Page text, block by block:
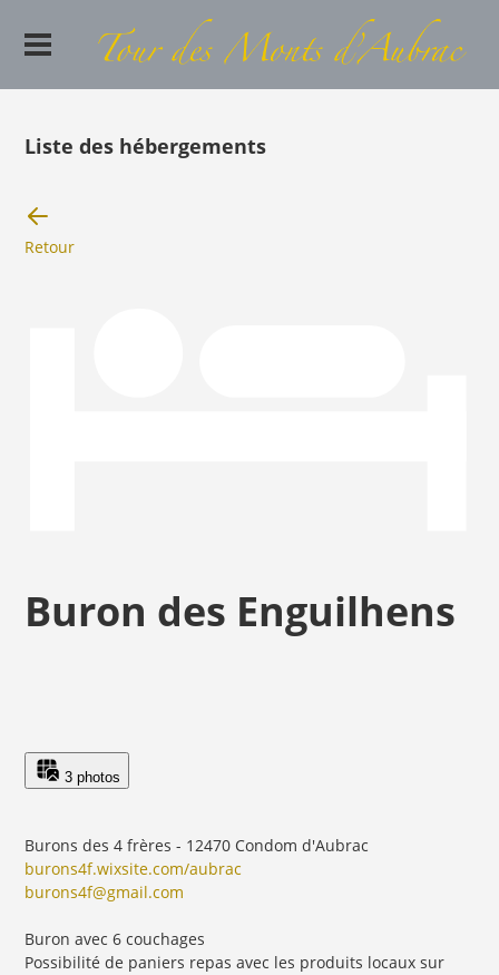
Liste des hébergements
Retour
Buron des Enguilhens
3 photos
Burons des 4 frères - 12470 Condom d'Aubrac
burons4f.wixsite.com/aubrac
burons4f@gmail.com
Buron avec 6 couchages
Possibilité de paniers repas avec les produits locaux sur